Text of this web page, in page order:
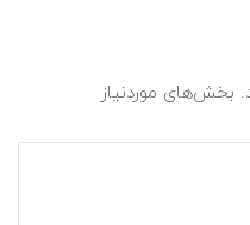
بخش‌های موردنیاز